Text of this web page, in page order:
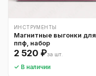
ИНСТРУМЕНТЫ
Магнитные выгонки для
ппф, набор
2 520 ₽за шт.
✓ В наличии